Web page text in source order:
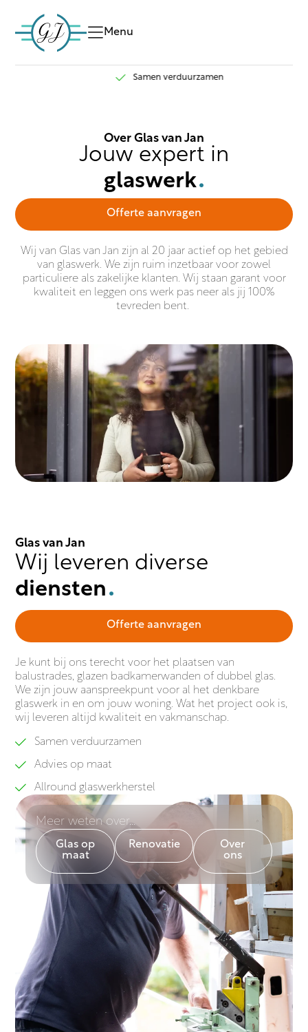
Menu
Samen verduurzamen
Over Glas van Jan
Jouw expert in
glaswerk.
Offerte aanvragen
Wij van Glas van Jan zijn al 20 jaar actief op het gebied
van glaswerk. We zijn ruim inzetbaar voor zowel
particuliere als zakelijke klanten. Wij staan garant voor
kwaliteit en leggen ons werk pas neer als jij 100%
tevreden bent.
Meer weten over...
Glas op
maat
Renovatie
Over
ons
Glas van Jan
Wij leveren diverse
diensten.
Offerte aanvragen
Je kunt bij ons terecht voor het plaatsen van
balustrades, glazen badkamerwanden of dubbel glas.
We zijn jouw aanspreekpunt voor al het denkbare
glaswerk in en om jouw woning. Wat het project ook is,
wij leveren altijd kwaliteit en vakmanschap.
Samen verduurzamen
Advies op maat
Allround glaswerkherstel